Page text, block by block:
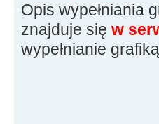
Opis wypełniania
znajduje się w
wypełnianie